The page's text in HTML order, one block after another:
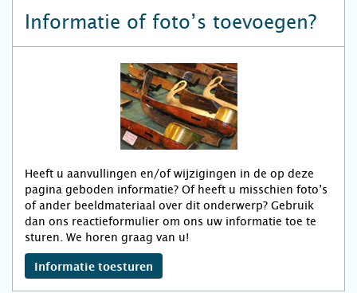
Informatie of foto’s toevoegen?
Heeft u aanvullingen en/of wijzigingen in de op deze
pagina geboden informatie? Of heeft u misschien foto’s
of ander beeldmateriaal over dit onderwerp? Gebruik
dan ons reactieformulier om ons uw informatie toe te
sturen. We horen graag van u!
Informatie toesturen